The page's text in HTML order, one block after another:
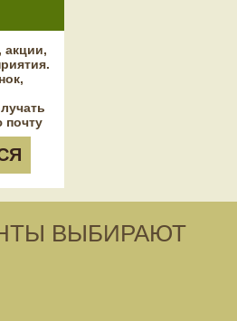
акции,
почту
ВЫБИРАЮТ